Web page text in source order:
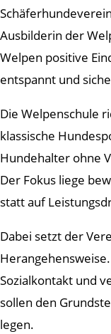
Ausbilderin der
Welpen positive
entspannt und
Die Welpenschule
klassische
Hundehalter ohne
Der Fokus liege
statt auf
Dabei setzt der
Sozialkontakt und
sollen den
legen.